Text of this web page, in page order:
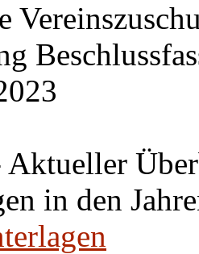
Aktueller
in den